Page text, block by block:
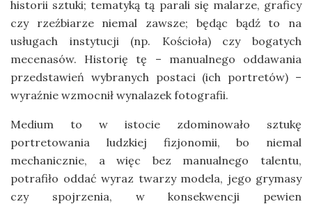
historii sztuki; tematyką tą parali się malarze, graficy
czy rzeźbiarze niemal zawsze; będąc bądź to na
usługach instytucji (np. Kościoła) czy bogatych
mecenasów. Historię tę – manualnego oddawania
przedstawień wybranych postaci (ich portretów) –
wyraźnie wzmocnił wynalazek fotografii.
Medium to w istocie zdominowało sztukę
portretowania ludzkiej fizjonomii, bo niemal
mechanicznie, a więc bez manualnego talentu,
potrafiło oddać wyraz twarzy modela, jego grymasy
czy spojrzenia, w konsekwencji pewien